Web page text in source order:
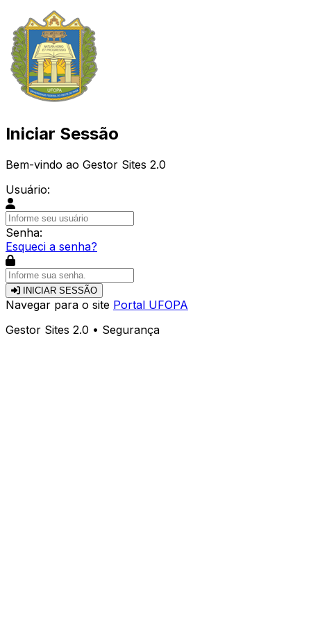
Iniciar Sessão
Bem-vindo ao Gestor Sites 2.0
Usuário:
Senha:
Esqueci a senha?
INICIAR SESSÃO
Navegar para o site Portal UFOPA
Gestor Sites 2.0 • Segurança